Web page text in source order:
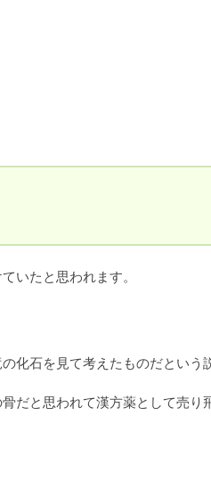
いたと思われます。
化石を見て考えたものだという
だと思われて漢方薬として売り